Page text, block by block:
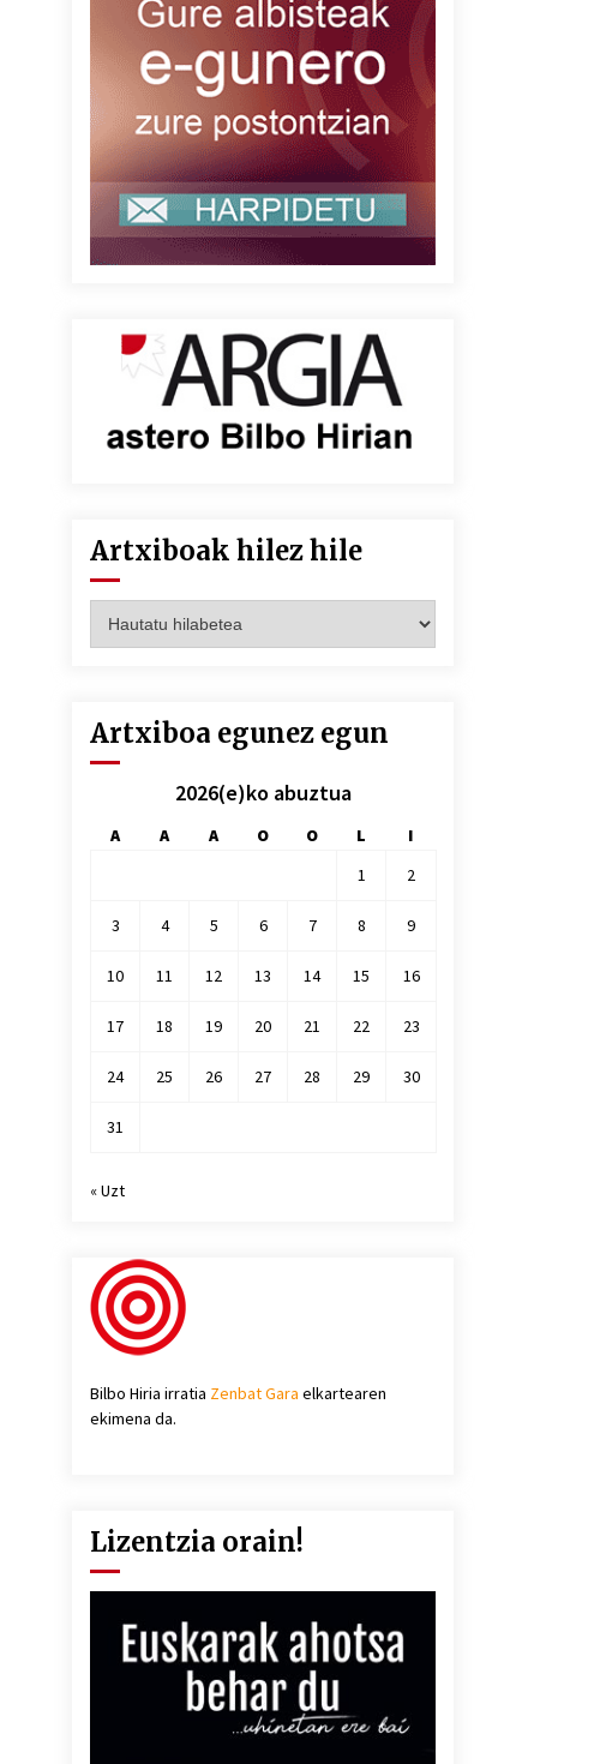
Artxiboak hilez hile
hilez
Artxiboa egunez egun
2026(e)ko abuztua
A A A O O L
I
1
2
3 4 5 6 7 8 9
10 11 12 13 14 15 16
17 18 19 20 21 22 23
24 25 26 27 28 29 30
31
« Uzt
Bilbo Hiria irratia Zenbat Gara elkartearen
ekimena da.
Lizentzia orain!